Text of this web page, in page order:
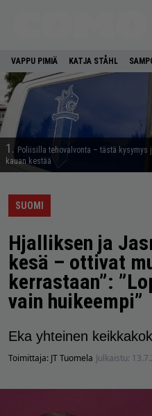
VAPPU PIMIÄ KATJA STÅHL
1. Poliisilla tehovalvonta – tästä kysymys
kauan kestää
SUOMI
Hjalliksen ja
kesä – ottivat
kerrastaan”:
vain huikeempi”
Eka yhteinen
Toimittaja: JT Tuomela Julkaistu: